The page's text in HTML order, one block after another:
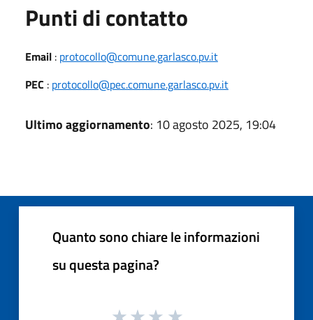
Punti di contatto
Email : protocollo@comune.garlasco.pv.it
PEC : protocollo@pec.comune.garlasco.pv.it
Ultimo aggiornamento: 10 agosto 2025, 19:04
Quanto sono chiare le informazioni
su questa pagina?